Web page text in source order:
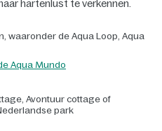
hartenlust te verkennen.
waaronder de Aqua Loop, Aqua
Aqua Mundo
Avontuur cottage of
park